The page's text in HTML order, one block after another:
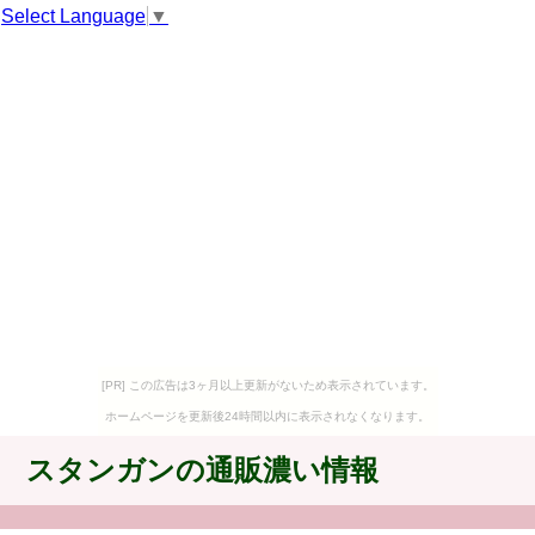
Select Language ▼
[PR] この広告は3ヶ月以上更新がないため表示されています。
ホームページを更新後24時間以内に表示されなくなります。
スタンガンの通販濃い情報